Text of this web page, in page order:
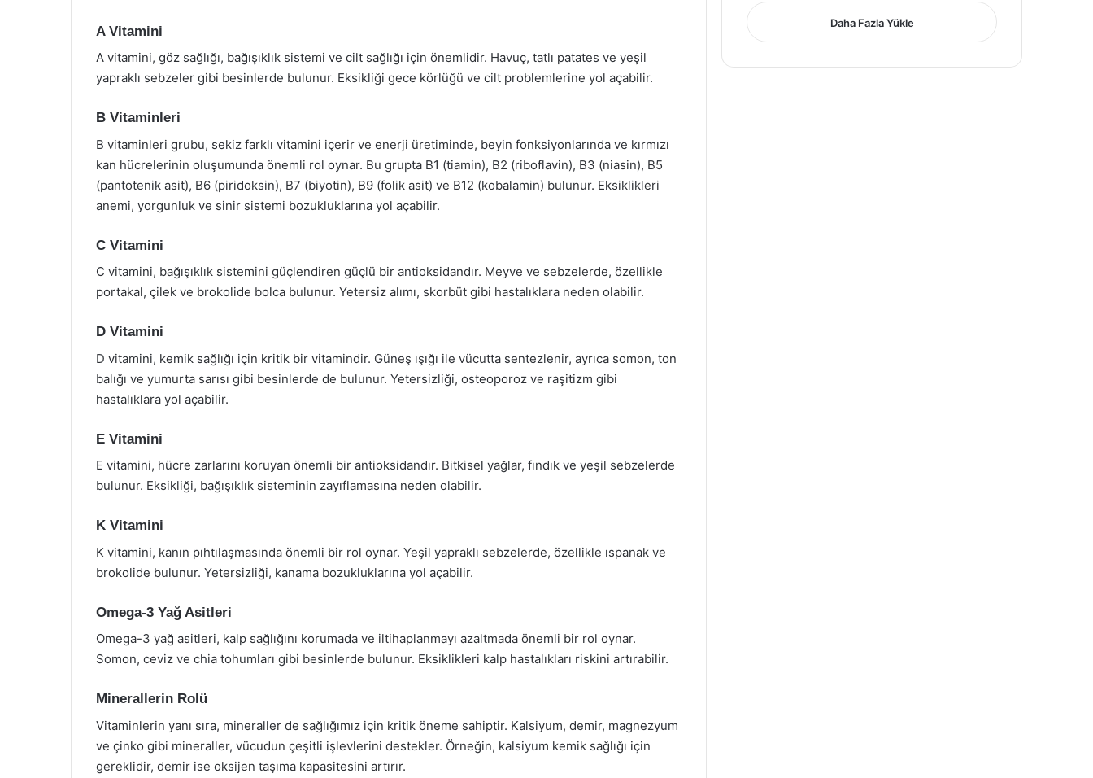
A Vitamini
A vitamini, göz sağlığı, bağışıklık sistemi ve cilt sağlığı için önemlidir. Havuç, tatlı patates ve yeşil
yapraklı sebzeler gibi besinlerde bulunur. Eksikliği gece körlüğü ve cilt problemlerine yol açabilir.
B Vitaminleri
B vitaminleri grubu, sekiz farklı vitamini içerir ve enerji üretiminde, beyin fonksiyonlarında ve kırmızı
kan hücrelerinin oluşumunda önemli rol oynar. Bu grupta B1 (tiamin), B2 (riboflavin), B3 (niasin), B5
(pantotenik asit), B6 (piridoksin), B7 (biyotin), B9 (folik asit) ve B12 (kobalamin) bulunur. Eksiklikleri
anemi, yorgunluk ve sinir sistemi bozukluklarına yol açabilir.
C Vitamini
C vitamini, bağışıklık sistemini güçlendiren güçlü bir antioksidandır. Meyve ve sebzelerde, özellikle
portakal, çilek ve brokolide bolca bulunur. Yetersiz alımı, skorbüt gibi hastalıklara neden olabilir.
D Vitamini
D vitamini, kemik sağlığı için kritik bir vitamindir. Güneş ışığı ile vücutta sentezlenir, ayrıca somon, ton
balığı ve yumurta sarısı gibi besinlerde de bulunur. Yetersizliği, osteoporoz ve raşitizm gibi
hastalıklara yol açabilir.
E Vitamini
E vitamini, hücre zarlarını koruyan önemli bir antioksidandır. Bitkisel yağlar, fındık ve yeşil sebzelerde
bulunur. Eksikliği, bağışıklık sisteminin zayıflamasına neden olabilir.
K Vitamini
K vitamini, kanın pıhtılaşmasında önemli bir rol oynar. Yeşil yapraklı sebzelerde, özellikle ıspanak ve
brokolide bulunur. Yetersizliği, kanama bozukluklarına yol açabilir.
Omega-3 Yağ Asitleri
Omega-3 yağ asitleri, kalp sağlığını korumada ve iltihaplanmayı azaltmada önemli bir rol oynar.
Somon, ceviz ve chia tohumları gibi besinlerde bulunur. Eksiklikleri kalp hastalıkları riskini artırabilir.
Minerallerin Rolü
Vitaminlerin yanı sıra, mineraller de sağlığımız için kritik öneme sahiptir. Kalsiyum, demir, magnezyum
ve çinko gibi mineraller, vücudun çeşitli işlevlerini destekler. Örneğin, kalsiyum kemik sağlığı için
gereklidir, demir ise oksijen taşıma kapasitesini artırır.
Daha Fazla Yükle